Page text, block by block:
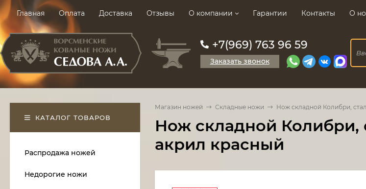
Главная Оплата Доставка Отзывы О компании Гарантии Контакты О
+7(969) 763 96 59
Заказать звонок
Магазин ножей Складные ножи Нож складной Колибри,
Нож складной Колибри,
акрил красный
КАТАЛОГ ТОВАРОВ
Распродажа ножей
Недорогие ножи